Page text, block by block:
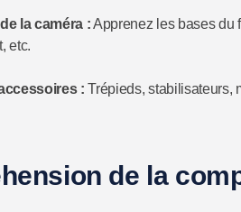
la caméra :Apprenez les bases du
etc.
: Trépieds, stabilisateurs,
de la